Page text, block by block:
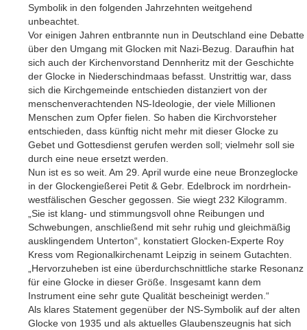
Symbolik in den folgenden Jahrzehnten weitgehend
unbeachtet.
Vor einigen Jahren entbrannte nun in Deutschland eine Debatte
über den Umgang mit Glocken mit Nazi-Bezug. Daraufhin hat
sich auch der Kirchenvorstand Dennheritz mit der Geschichte
der Glocke in Niederschindmaas befasst. Unstrittig war, dass
sich die Kirchgemeinde entschieden distanziert von der
menschenverachtenden NS-Ideologie, der viele Millionen
Menschen zum Opfer fielen. So haben die Kirchvorsteher
entschieden, dass künftig nicht mehr mit dieser Glocke zu
Gebet und Gottesdienst gerufen werden soll; vielmehr soll sie
durch eine neue ersetzt werden.
Nun ist es so weit. Am 29. April wurde eine neue Bronzeglocke
in der Glockengießerei Petit & Gebr. Edelbrock im nordrhein-
westfälischen Gescher gegossen. Sie wiegt 232 Kilogramm.
„Sie ist klang- und stimmungsvoll ohne Reibungen und
Schwebungen, anschließend mit sehr ruhig und gleichmäßig
ausklingendem Unterton“, konstatiert Glocken-Experte Roy
Kress vom Regionalkirchenamt Leipzig in seinem Gutachten.
„Hervorzuheben ist eine überdurchschnittliche starke Resonanz
für eine Glocke in dieser Größe. Insgesamt kann dem
Instrument eine sehr gute Qualität bescheinigt werden.“
Als klares Statement gegenüber der NS-Symbolik auf der alten
Glocke von 1935 und als aktuelles Glaubenszeugnis hat sich